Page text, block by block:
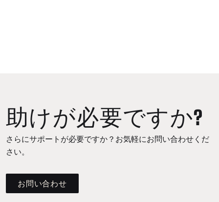
助けが必要ですか?
さらにサポートが必要ですか？お気軽にお問い合わせくだ
さい。
お問い合わせ